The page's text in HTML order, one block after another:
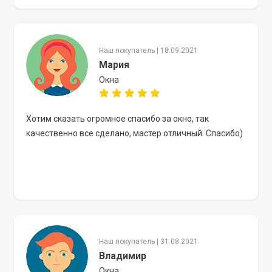
Наш покупатель | 18.09.2021
Мария
Окна
Хотим сказать огромное спасибо за окно, так
качественно все сделано, мастер отличный. Спасибо)
Наш покупатель | 31.08.2021
Владимир